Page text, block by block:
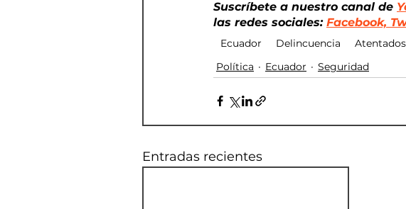
Suscríbete a nuestro canal de
las redes sociales: Facebook,
Ecuador Delincuencia
Política
Ecuador Seguridad
Entradas recientes